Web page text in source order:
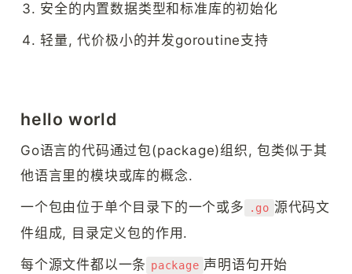
安全的内置数据类型和标准库的初始化
轻量, 代价极小的并发goroutine支持
hello world
Go语言的代码通过包(package)组织, 包类似于其
他语言里的模块或库的概念.
一个包由位于单个目录下的一个或多
.go 源代码文
件组成, 目录定义包的作用.
每个源文件都以一条 package 声明语句开始